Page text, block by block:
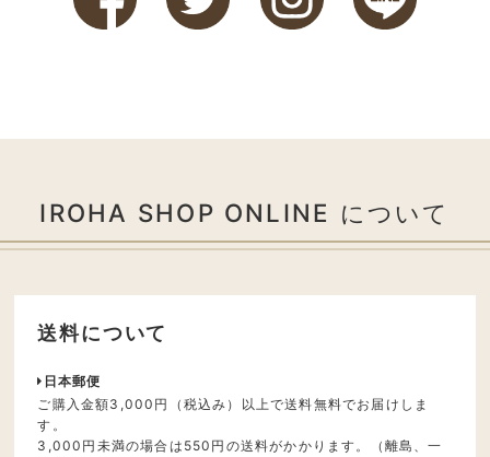
IROHA SHOP ONLINE について
送料について
日本郵便
ご購入金額3,000円（税込み）以上で送料無料でお届けしま
す。
3,000円未満の場合は550円の送料がかかります。（離島、一